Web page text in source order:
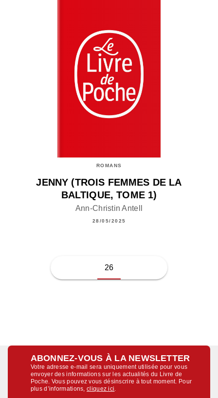
ROMANS
JENNY (TROIS FEMMES DE LA
BALTIQUE, TOME 1)
Ann-Christin Antell
28/05/2025
26
ABONNEZ-VOUS À LA NEWSLETTER
Votre adresse e-mail sera uniquement utilisée pour vous
envoyer des informations sur les actualités du Livre de
Poche. Vous pouvez vous désinscrire à tout moment. Pour
plus d’informations,cliquez ici